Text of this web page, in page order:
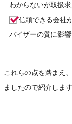
わからないが取扱
信頼できる会社
バイザーの質に影
これらの点を踏まえ
ましたので紹介しま